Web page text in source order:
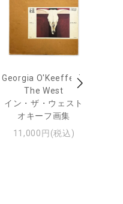
Georgia O'Keeffe: In
The West
イン・ザ・ウェスト
オキーフ画集
11,000円(税込)